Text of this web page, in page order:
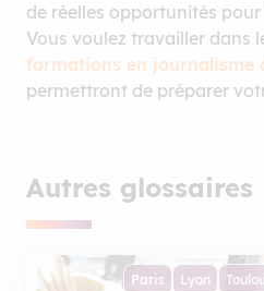
de réelles opportunités
Vous voulez travailler dans
formations en journalisme
permettront de préparer
Autres glossaires
Paris Lyon